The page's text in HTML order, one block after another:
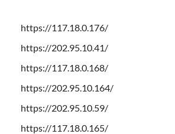
https://117.18.0.176/
https://202.95.10.41/
https://117.18.0.168/
https://202.95.10.164/
https://202.95.10.59/
https://117.18.0.165/